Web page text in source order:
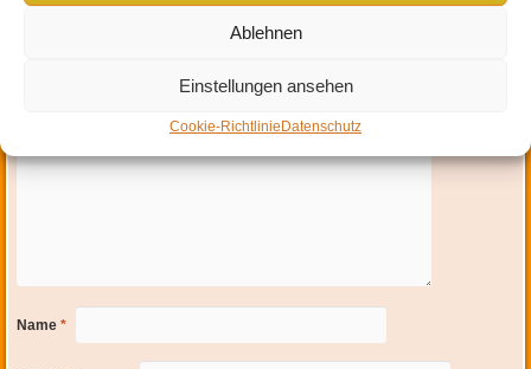
Ablehnen
Einstellungen ansehen
Cookie-Richtlinie Datenschutz
Name *